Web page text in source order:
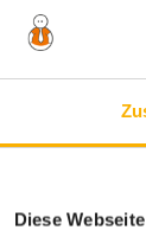
Diese
richtige und was
zu
folgenden
gerne etwas
allgemein